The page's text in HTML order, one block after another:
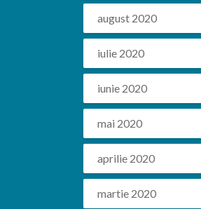
august 2020
iulie 2020
iunie 2020
mai 2020
aprilie 2020
martie 2020